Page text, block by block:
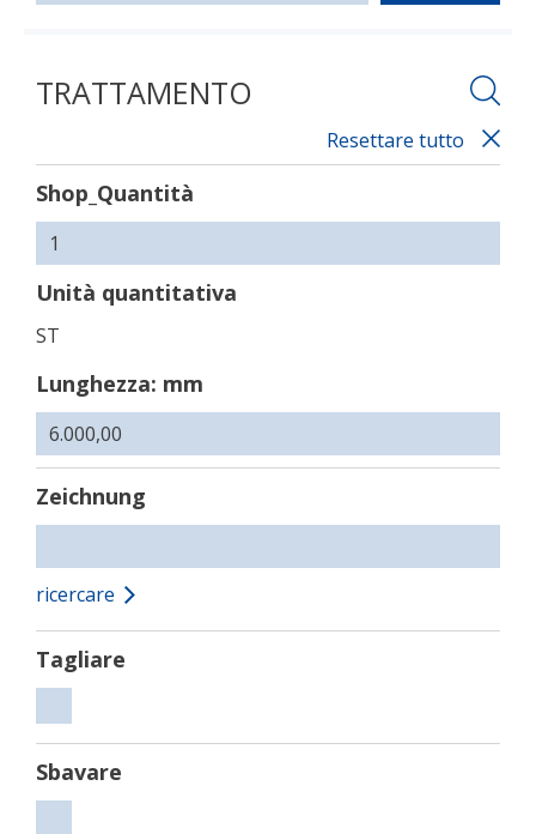
TRATTAMENTO
Resettare tutto
Shop_Quantità
Unità quantitativa
ST
Lunghezza: mm
Zeichnung
ricercare
Tagliare
Sbavare